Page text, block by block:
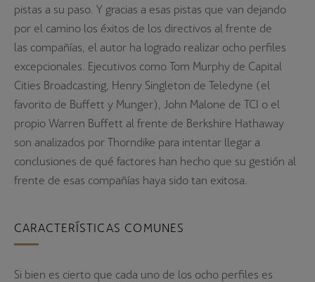
pistas a su paso. Y gracias a esas pistas que van dejando
por el camino los éxitos de los directivos al frente de
las compañías, el autor ha logrado realizar ocho perfiles
excepcionales. Ejecutivos como Tom Murphy de Capital
Cities Broadcasting, Henry Singleton de Teledyne (el
favorito de Buffett y Munger), John Malone de TCI o el
propio Warren Buffett al frente de Berkshire Hathaway
son analizados por Thorndike para intentar llegar a
conclusiones de qué factores han hecho que su gestión al
frente de esas compañías haya sido tan exitosa.
CARACTERÍSTICAS COMUNES
Si bien es cierto que cada uno de los ocho perfiles es